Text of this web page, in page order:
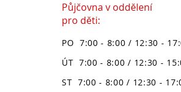
Půjčovna v oddělení
pro děti:
PO 7:00 - 8:00 / 12:30 -
ÚT 7:00 - 8:00 / 12:30 -
ST 7:00 - 8:00 / 12:30 -